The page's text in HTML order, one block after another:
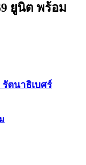
ยูนิต พร้อม
ตนาธิเบศร์